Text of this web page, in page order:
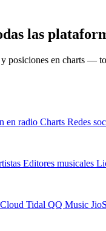
las
posiciones en charts —
en radio Charts Redes
Editores musicales
Tidal QQ Music